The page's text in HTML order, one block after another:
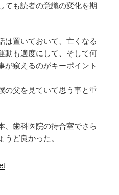
ても読者の意識の変化を期
は置いておいて、亡くなる
動も適度にして、そして何
が窺えるのがキーポイント
の父を見ていて思う事と重
、歯科医院の待合室でさら
うど良かった。